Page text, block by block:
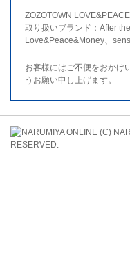
ZOZOTOWN
取り扱いブランド：After
Love&Peace&Money、
お客様にはご不便をおかけ
うお願い申し上げます。